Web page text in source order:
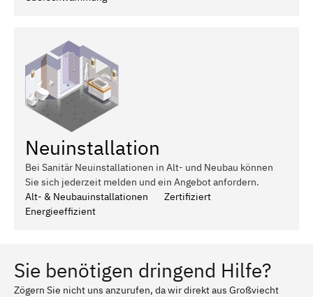
Neuinstallation
Bei Sanitär Neuinstallationen in Alt- und Neubau können
Sie sich jederzeit melden und ein Angebot anfordern.
Alt- & Neubauinstallationen
Zertifiziert
Energieeffizient
Sie benötigen dringend Hilfe?
Zögern Sie nicht uns anzurufen, da wir direkt aus Großviecht